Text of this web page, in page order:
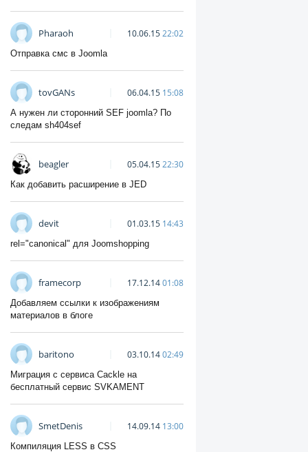
Pharaoh 10.06.1522:02
Отправка смс в Joomla
tovGANs 06.04.15 15:08
А нужен ли сторонний SEF joomla? По
следам sh404sef
beagler 05.04.1522:30
Как добавить расширение в JED
devit 01.03.15 14:43
rel="canonical" для Joomshopping
framecorp 17.12.1401:08
Добавляем ссылки к изображениям
материалов в блоге
baritono 03.10.1402:49
Миграция с сервиса Cackle на
бесплатный сервис SVKAMENT
SmetDenis 14.09.14 13:00
Компиляция LESS в CSS